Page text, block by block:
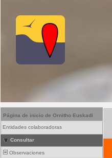
Página de inicio de Ornitho Euskadi
Entidades colaboradoras
Consultar
Observaciones